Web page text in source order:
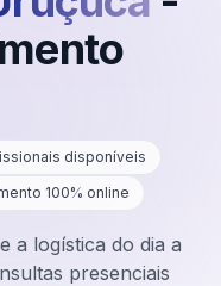
disponíveis
100% online
a logística do dia a
presenciais